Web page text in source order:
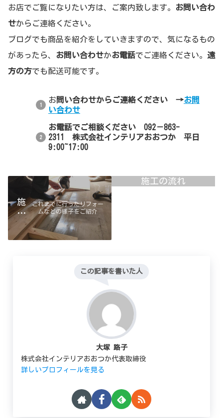
お店でご覧になりたい方は、ご案内致します。 お問い合わ
せからご連絡ください。
ブログでも商品を紹介をしていきますので、気になるもの
があったら、 お問い合わせかお電話でご連絡ください。 遠
方の方でも配送可能です。
お問い合わせからご連絡ください →お問
い合わせ
お電話でご相談ください 092－863-
2311 株式会社インテリアおおつか 平日
9:00~17:00
施
工
例
これまでに行ったリフォー
ムなどの様子をご紹介
施工の流れ
コンサル＆インテリア
この記事を書いた人
大塚 路子
株式会社インテリアおおつか代表取締役
詳しいプロフィールを見る